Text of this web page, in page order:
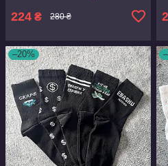
224 ₴ 280 ₴
–20%